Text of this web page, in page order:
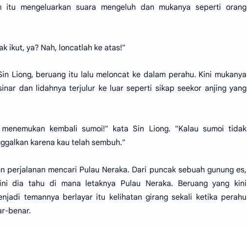
itu mengeluarkan suara mengeluh dan mukanya seperti orang
ikut, ya? Nah, loncatlah ke atas!"
Liong, beruang itu lalu meloncat ke dalam perahu. Kini mukanya
dan lidahnya terjulur ke luar seperti sikap seekor anjing yang
kembali sumoi!" kata Sin Liong. "Kalau sumoi tidak
karena kau telah sembuh."
perjalanan mencari Pulau Neraka. Dari puncak sebuah gunung es,
dia tahu di mana letaknya Pulau Neraka. Beruang yang kini
temannya berlayar itu kelihatan girang sekali ketika perahu
benar.